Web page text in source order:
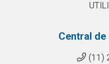
Central
(11)